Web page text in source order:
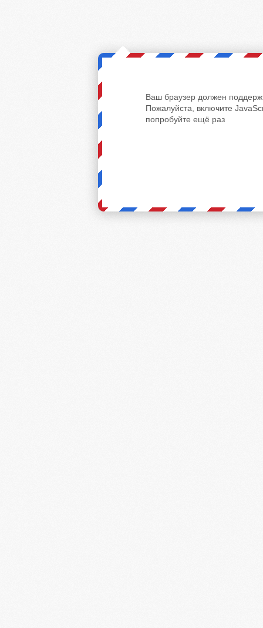
Ваш браузер должен
Пожалуйста, включите
попробуйте ещё раз